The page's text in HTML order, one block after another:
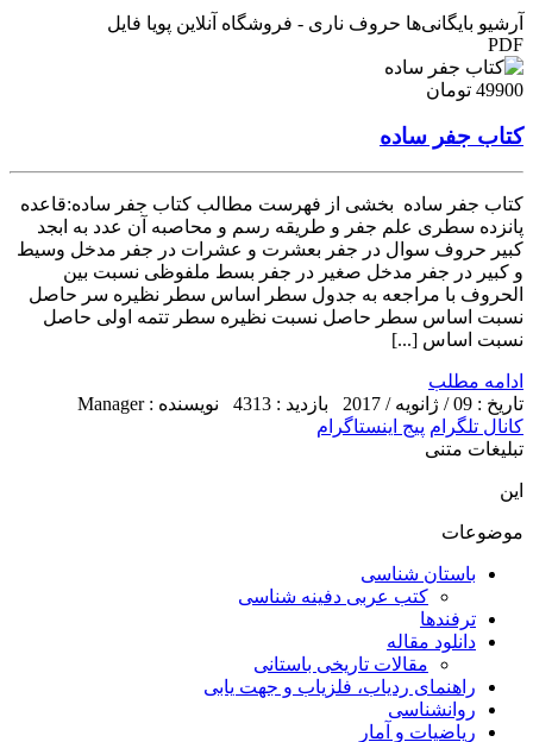
آرشیو بایگانی‌ها حروف ناری - فروشگاه آنلاین پویا فایل
PDF
49900 تومان
کتاب جفر ساده
کتاب جفر ساده بخشی از فهرست مطالب کتاب جفر ساده:قاعده
پانزده سطری علم جفر و طریقه رسم و محاصبه آن عدد به ابجد
کبیر حروف سوال در جفر بعشرت و عشرات در جفر مدخل وسیط
و کبیر در جفر مدخل صغیر در جفر بسط ملفوظی نسبت بین
الحروف با مراجعه به جدول سطر اساس سطر نظیره سر حاصل
نسبت اساس سطر حاصل نسبت نظیره سطر تتمه اولی حاصل
نسبت اساس [...]
ادامه مطلب
تاریخ : 09 / ژانویه / 2017
بازدید : 4313
نویسنده : Manager
کانال تلگرام پیج اینستاگرام
تبلیغات متنی
این
موضوعات
باستان شناسی
کتب عربی دفینه شناسی
ترفندها
دانلود مقاله
مقالات تاریخی باستانی
راهنمای ردیاب، فلزیاب و جهت یابی
روانشناسی
ریاضیات و آمار